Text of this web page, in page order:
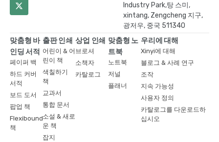
Industry Park,탕 스미,
xintang, Zengcheng 지구,
광저우, 중국 511340
맞춤형 바
인딩 서적
페이퍼 백
하드 커버
서적
보드 도서
팝업 책
Flexibound
책
출판 인쇄
어린이 & 어
린이 책
색칠하기
책
교과서
통합 문서
소설 & 새로
운 책
잡지
상업 인쇄
브로셔
소책자
카탈로그
맞춤형 노
트북
노트북
저널
플래너
우리에 대해
Xinyi에 대해
블로그 & 사례 연구
조작
지속 가능성
사용자 정의
카탈로그를 다운로드하
십시오